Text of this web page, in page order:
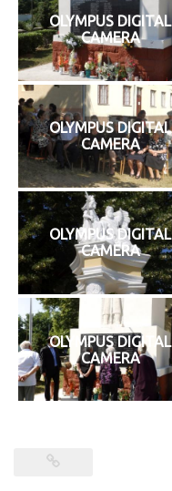
OLYMPUS DIGITAL
CAMERA
OLYMPUS DIGITAL
CAMERA
OLYMPUS DIGITAL
CAMERA
OLYMPUS DIGITAL
CAMERA